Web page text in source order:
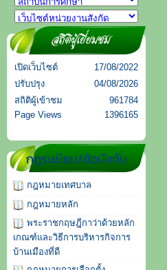
เปิดเว็บไซต์
17/08/2022
ปรับปรุง
04/08/2026
สถิติผู้เข้าชม
961784
Page Views
1396165
กฎระเบียบ/ข้อบังคับ
กฎหมายเทศบาล
กฎหมายหลัก
พระราชกฤษฎีกาว่าด้วยหลัก
เกณฑ์และวิธีการบริหารกิจการ
บ้านเมืองที่ดี